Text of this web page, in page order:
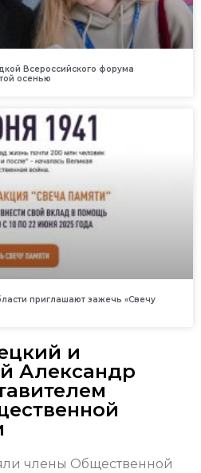
Всероссийского форума
осенью
приглашают зажечь «Свечу
и
Александр
члены Общественной